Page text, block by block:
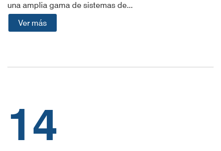
una amplia gama de sistemas de...
Ver más
14